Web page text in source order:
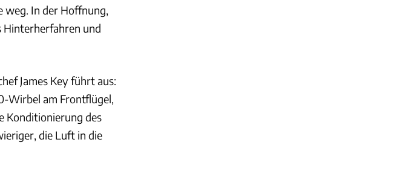
In der Hoffnung,
Hinterherfahren und
James Key führt aus:
Wirbel am Frontflügel,
Konditionierung des
die Luft in die